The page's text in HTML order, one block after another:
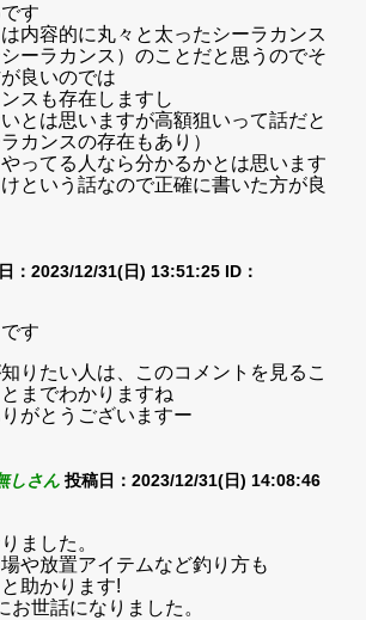
す
内容的に丸々と太ったシーラカンス
シーラカンス）のことだと思うのでそ
良いのでは
スも存在しますし
いとは思いますが高額狙いって話だと
カンスの存在もあり）
ってる人なら分かるかとは思います
という話なので正確に書いた方が良
：2023/12/31(日) 13:51:25 ID：
す
りたい人は、このコメントを見るこ
までわかりますね
がとうございますー
しさん 投稿日：2023/12/31(日) 14:08:46
ました。
や放置アイテムなど釣り方も
助かります!
お世話になりました。